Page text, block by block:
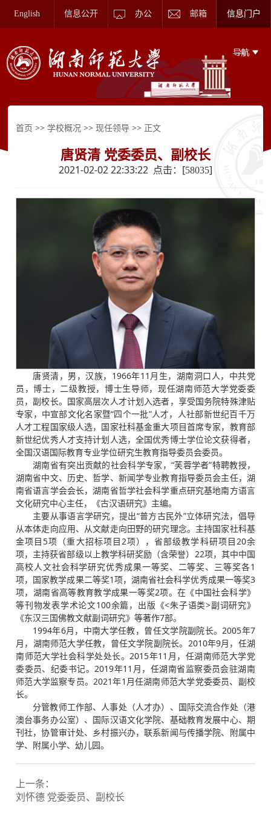
English 信息公开 办公 邮箱 信息门户
首页 >>学校概况 >>现任领导 >> 正文
唐贤清 党委委员、副校长
2021-02-02 22:33:22 点击：[58035]
唐贤清，男，汉族，1966年11月生，湖南洞口人，中共党
员，博士，二级教授，博士生导师，现任湖南师范大学党委委
员，副校长。国家高层次人才计划入选者，享受国务院特殊津贴
专家，中宣部文化名家暨“四个一批”人才，人社部新世纪百千万
人才工程国家级人选，国家社科基金重大项目首席专家，教育部
新世纪优秀人才支持计划人选，全国优秀博士学位论文获得者，
全国汉语国际教育专业学位研究生教育指导委员会委员。
湖南省有突出贡献的社会科学专家，“芙蓉学者”特聘教授，
湖南省中文、历史、哲学、新闻学专业教育指导委员会主任，湖
南省语言学会会长，湖南省哲学社会科学重点研究基地南方语言
文化研究中心主任，《古汉语研究》主编。
主要从事语言学研究，提出“普方古民外”立体研究法，倡导
从本体走向应用、从文献走向田野的研究理念。主持国家社科基
金项目5项（重大招标项目2项），省部级教学科研项目20余
项，主持获省部级以上教学科研奖励（含荣誉）22项，其中中国
高校人文社会科学研究优秀成果一等奖、二等奖、三等奖各1
项，国家教学成果二等奖1项，湖南省社会科学优秀成果一等奖3
项，湖南省高等教育教学成果一等奖2项。在《中国社会科学》
等刊物发表学术论文100余篇，出版《<朱子语类>副词研究》
《东汉三国佛教文献副词研究》等著作7部。
1994年6月，中南大学任教，曾任文学院副院长。2005年7
月，湖南师范大学任教，曾任文学院副院长。2010年9月，任湖
南师范大学社会科学处处长。2015年11月，任湖南师范大学党
委委员、纪委书记。2019年11月，任湖南省监察委员会驻湖南
师范大学监察专员。2021年1月任湖南师范大学党委委员、副校
长。
分管教师工作部、人事处（人才办）、国际交流合作处（港
澳台事务办公室）、国际汉语文化学院、基础教育发展中心、期
刊社，协管审计处、乡村振兴办，联系新闻与传播学院、附属中
学、附属小学、幼儿园。
上一条：
刘怀德 党委委员、副校长